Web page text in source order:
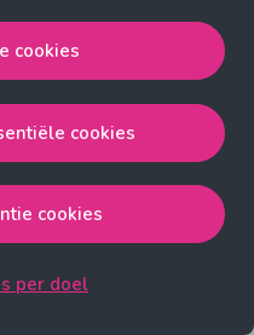
met de strict
en advertentie
gaat akkoord met de strict
cookies
cookies
cookies
per doel